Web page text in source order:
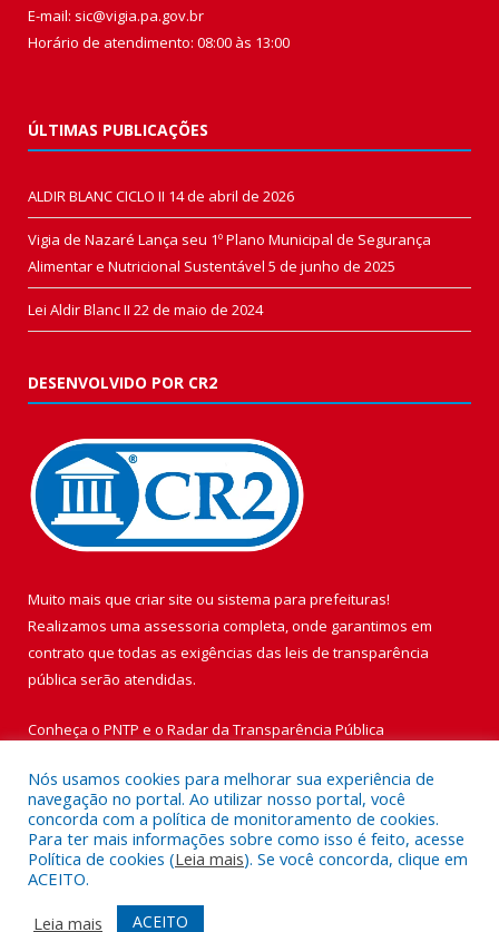
E-mail: sic@vigia.pa.gov.br
Horário de atendimento: 08:00 às 13:00
ÚLTIMAS PUBLICAÇÕES
ALDIR BLANC CICLO II 14 de abril de 2026
Vigia de Nazaré Lança seu 1º Plano Municipal de Segurança
Alimentar e Nutricional Sustentável 5 de junho de 2025
Lei Aldir Blanc II 22 de maio de 2024
DESENVOLVIDO POR CR2
Muito mais que criar site ou sistema para prefeituras!
Realizamos uma assessoria completa, onde garantimos em
contrato que todas as exigências das leis de transparência
pública serão atendidas.
Conheça o PNTP e o Radar da Transparência Pública
Todos os direitos reservados a Prefeitura Municipal de Vigia de
Nazaré.
Mapa do Site
Acessar Área Administrativa
Nós usamos cookies para melhorar sua experiência de
navegação no portal. Ao utilizar nosso portal, você
concorda com a política de monitoramento de cookies.
Para ter mais informações sobre como isso é feito, acesse
Política de cookies (Leia mais). Se você concorda, clique em
ACEITO.
Leia mais
ACEITO